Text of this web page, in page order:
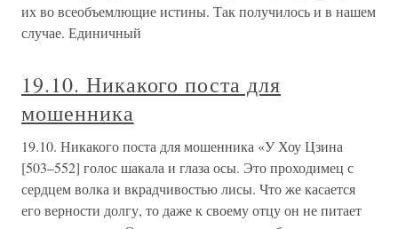
их во всеобъемлющие истины. Так получилось и в нашем
случае. Единичный
19.10. Никакого поста для
мошенника
19.10. Никакого поста для мошенника «У Хоу Цзина
[503–552] голос шакала и глаза осы. Это проходимец с
сердцем волка и вкрадчивостью лисы. Что же касается
его верности долгу, то даже к своему отцу он не питает